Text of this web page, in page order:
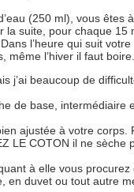
(250 ml), vous êtes
la suite, pour chaque
l’heure qui suit
même l’hiver il faut boire.
j’ai beaucoup de
de base, intermédiaire
ajustée à votre corps.
LE COTON il ne sèche
à elle vous
en duvet ou tout autre